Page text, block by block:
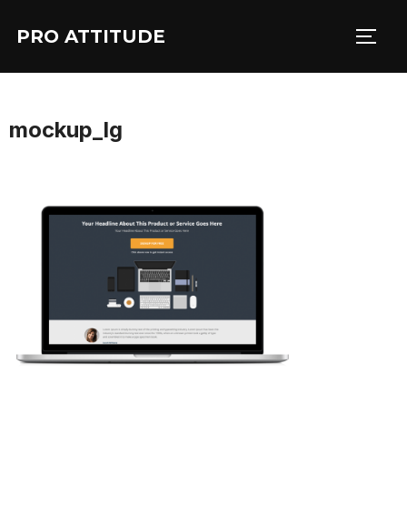
PRO ATTITUDE
mockup_lg